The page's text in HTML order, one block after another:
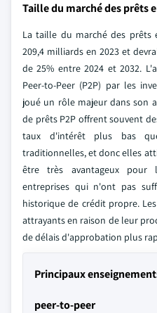
Taille du marché des prêts
La taille du marché des prêts
209,4 milliards en 2023 et
de 25% entre 2024 et 2032.
Peer-to-Peer (P2P) par les
joué un rôle majeur dans son
de prêts P2P offrent souvent
taux d'intérêt plus bas
traditionnelles, et donc elles
être très avantageux pour
entreprises qui n'ont pas
historique de crédit propre.
attrayants en raison de leur
de délais d'approbation plus
Principaux
peer-to-peer